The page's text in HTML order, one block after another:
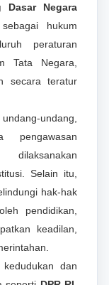
Dasar Negara
hukum
peraturan
Tata Negara,
secara teratur
undang,
pengawasan
dilaksanakan
Selain itu,
hak-hak
pendidikan,
keadilan,
dan